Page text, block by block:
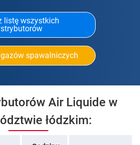
listę wszystkich
spawalniczych
Air Liquide w
łódzkim: